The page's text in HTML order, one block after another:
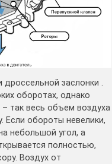
заслонки .
оборотах, однако
так весь объем воздуха
Если обороты невелики,
небольшой угол, а
полностью,
Воздух от